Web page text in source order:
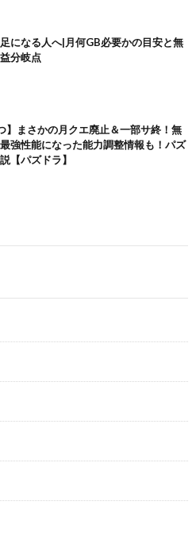
になる人へ|月何GB必要かの目安と無
分岐点
】まさかの月クエ廃止＆一部サ終！無
強性能になった能力調整情報も！パズ
【パズドラ】